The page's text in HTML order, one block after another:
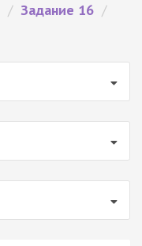
/ Задание 16 /